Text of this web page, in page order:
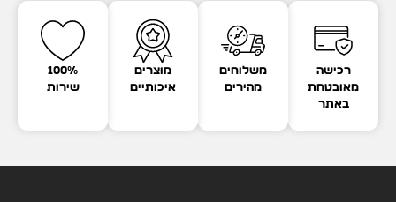
רכישה
מאובטחת
באתר
משלוחים
מהירים
מוצרים
איכותיים
100%
שירות